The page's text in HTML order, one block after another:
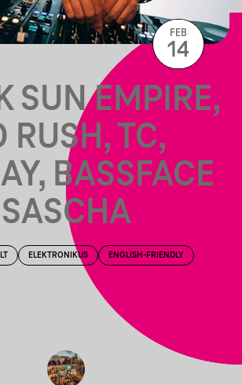
SUN EMPIRE,
RUSH, TC,
BASSFACE
SASCHA
ELEKTRONIKUS ENGLISH-FRIENDLY
FEB
14